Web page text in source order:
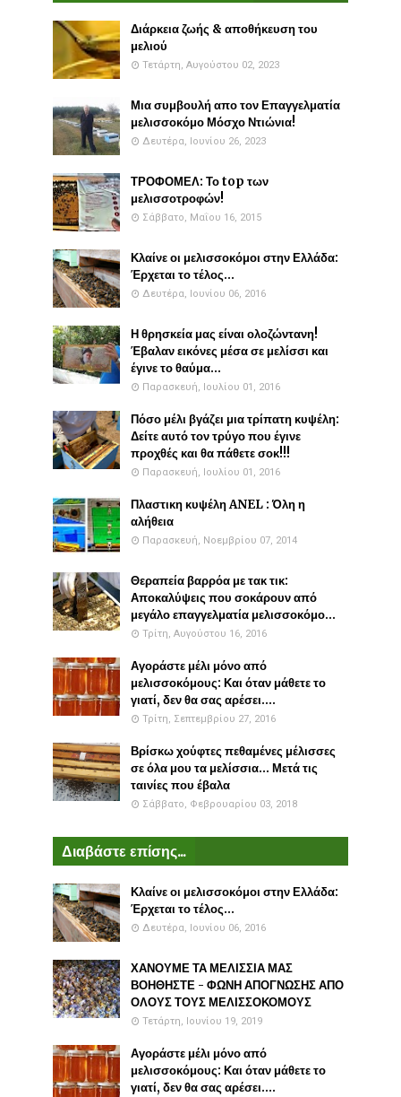
Διάρκεια ζωής & αποθήκευση του
μελιού
Τετάρτη, Αυγούστου 02, 2023
Μια συμβουλή απο τον Επαγγελματία
μελισσοκόμο Μόσχο Ντιώνια!
Δευτέρα, Ιουνίου 26, 2023
ΤΡΟΦΟΜΕΛ: Το top των
μελισσοτροφών!
Σάββατο, Μαΐου 16, 2015
Κλαίνε οι μελισσοκόμοι στην Ελλάδα:
Έρχεται το τέλος...
Δευτέρα, Ιουνίου 06, 2016
Η θρησκεία μας είναι ολοζώντανη!
Έβαλαν εικόνες μέσα σε μελίσσι και
έγινε το θαύμα...
Παρασκευή, Ιουλίου 01, 2016
Πόσο μέλι βγάζει μια τρίπατη κυψέλη:
Δείτε αυτό τον τρύγο που έγινε
προχθές και θα πάθετε σοκ!!!
Παρασκευή, Ιουλίου 01, 2016
Πλαστικη κυψέλη ANEL : Όλη η
αλήθεια
Παρασκευή, Νοεμβρίου 07, 2014
Θεραπεία βαρρόα με τακ τικ:
Αποκαλύψεις που σοκάρουν από
μεγάλο επαγγελματία μελισσοκόμο...
Τρίτη, Αυγούστου 16, 2016
Αγοράστε μέλι μόνο από
μελισσοκόμους: Και όταν μάθετε το
γιατί, δεν θα σας αρέσει....
Τρίτη, Σεπτεμβρίου 27, 2016
Βρίσκω χούφτες πεθαμένες μέλισσες
σε όλα μου τα μελίσσια... Μετά τις
ταινίες που έβαλα
Σάββατο, Φεβρουαρίου 03, 2018
Διαβάστε επίσης...
Κλαίνε οι μελισσοκόμοι στην Ελλάδα:
Έρχεται το τέλος...
Δευτέρα, Ιουνίου 06, 2016
ΧΑΝΟΥΜΕ ΤΑ ΜΕΛΙΣΣΙΑ ΜΑΣ
ΒΟΗΘΗΣΤΕ - ΦΩΝΗ ΑΠΟΓΝΩΣΗΣ ΑΠΟ
ΟΛΟΥΣ ΤΟΥΣ ΜΕΛΙΣΣΟΚΟΜΟΥΣ
Τετάρτη, Ιουνίου 19, 2019
Αγοράστε μέλι μόνο από
μελισσοκόμους: Και όταν μάθετε το
γιατί, δεν θα σας αρέσει....